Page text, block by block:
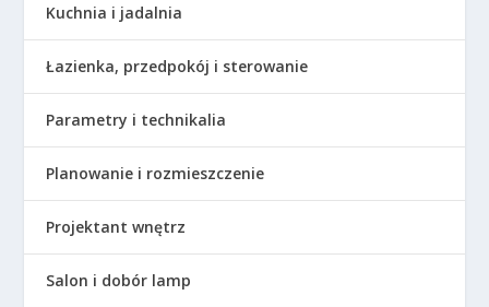
Kuchnia i jadalnia
Łazienka, przedpokój i sterowanie
Parametry i technikalia
Planowanie i rozmieszczenie
Projektant wnętrz
Salon i dobór lamp